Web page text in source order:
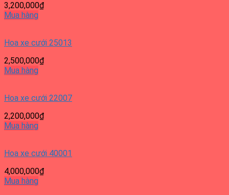
3,200,000₫
Mua hàng
Hoa xe cưới 25013
2,500,000₫
Mua hàng
Hoa xe cưới 22007
2,200,000₫
Mua hàng
Hoa xe cưới 40001
4,000,000₫
Mua hàng